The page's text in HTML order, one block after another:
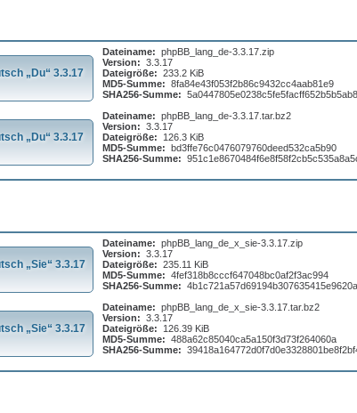
„Du“ 3.3.17
Dateiname: phpBB_lang_de-3.3.17.zip
Version: 3.3.17
Dateigröße: 233.2 KiB
MD5-Summe: 8fa84e43f053f2b86c9432cc4aab81e9
SHA256-Summe:
„Du“ 3.3.17
Dateiname: phpBB_lang_de-3.3.17.tar.bz2
Version: 3.3.17
Dateigröße:
126.3 KiB
MD5-Summe: bd3ffe76c0476079760deed532ca5b90
SHA256-Summe:
„Sie“ 3.3.17
Dateiname: phpBB_lang_de_x_sie-3.3.17.zip
Version: 3.3.17
Dateigröße: 235.11 KiB
MD5-Summe: 4fef318b8cccf647048bc0af2f3ac994
SHA256-Summe:
„Sie“ 3.3.17
Dateiname: phpBB_lang_de_x_sie-3.3.17.tar.bz2
Version: 3.3.17
Dateigröße:
126.39 KiB
MD5-Summe: 488a62c85040ca5a150f3d73f264060a
SHA256-Summe: